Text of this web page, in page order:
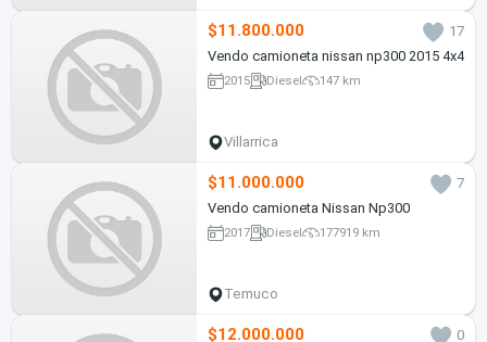
$11.800.000
17
Vendo camioneta nissan np300 2015 4x4
2015 Diesel 147 km
Villarrica
$11.000.000
7
Vendo camioneta Nissan Np300
2017 Diesel 177919 km
Temuco
$12.000.000
0